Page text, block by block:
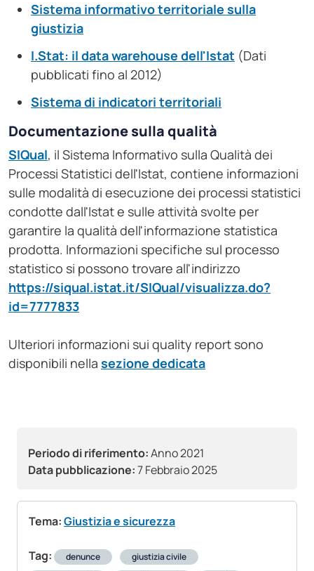
Periodo di riferimento:Anno 2021
Data pubblicazione:7 Febbraio 2025
Tema:Giustizia e sicurezza
Tag: denunce
giustizia civile
Sistema informativo territoriale sulla
giustizia
I.Stat: il data warehouse dell'Istat (Dati
pubblicati fino al 2012)
Sistema di indicatori territoriali
Documentazione sulla qualità
SIQual, il Sistema Informativo sulla Qualità dei
Processi Statistici dell'Istat, contiene informazioni
sulle modalità di esecuzione dei processi statistici
condotte dall'Istat e sulle attività svolte per
garantire la qualità dell'informazione statistica
prodotta. Informazioni specifiche sul processo
statistico si possono trovare all'indirizzo
https://siqual.istat.it/SIQual/visualizza.do?
id=7777833
Ulteriori informazioni sui quality report sono
disponibili nella sezione dedicata